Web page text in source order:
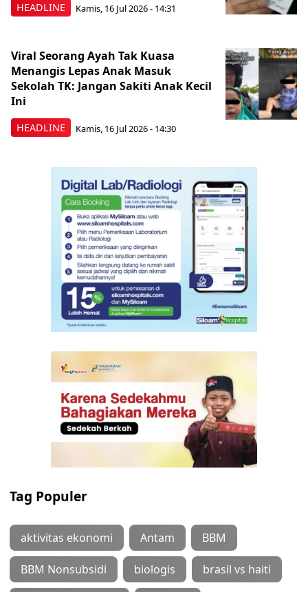
HEADLINE Kamis, 16 Jul 2026 - 14:31
HEADLINE
Viral Seorang Ayah Tak Kuasa
Menangis Lepas Anak Masuk
Sekolah TK: Jangan Sakiti Anak Kecil
Ini
Kamis, 16 Jul 2026 - 14:30
Tag Populer
aktivitas ekonomi Antam BBM
BBM Nonsubsidi biologis brasil vs haiti